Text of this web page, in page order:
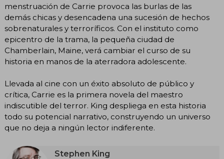
menstruación de Carrie provoca las burlas de las
demás chicas y desencadena una sucesión de hechos
sobrenaturales y terroríficos. Con el instituto como
epicentro de la trama, la pequeña ciudad de
Chamberlain, Maine, verá cambiar el curso de su
historia en manos de la aterradora adolescente.
Llevada al cine con un éxito absoluto de público y
crítica, Carrie es la primera novela del maestro
indiscutible del terror. King despliega en esta historia
todo su potencial narrativo, construyendo un universo
que no deja a ningún lector indiferente.
Stephen King